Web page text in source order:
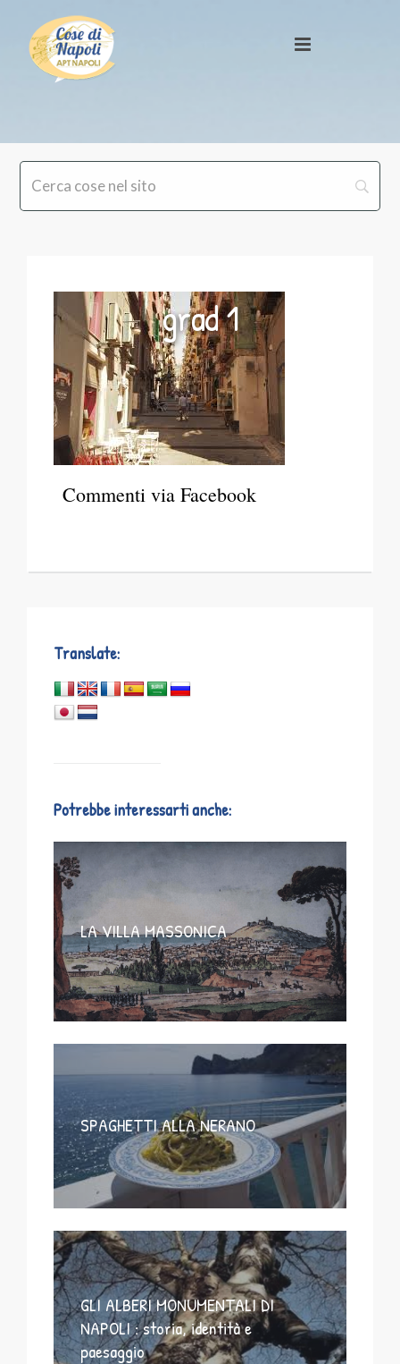
grad 1
Commenti via Facebook
Translate:
Potrebbe interessarti anche:
LA VILLA MASSONICA
SPAGHETTI ALLA NERANO
GLI ALBERI MONUMENTALI DI
NAPOLI : storia, identità e
paesaggio